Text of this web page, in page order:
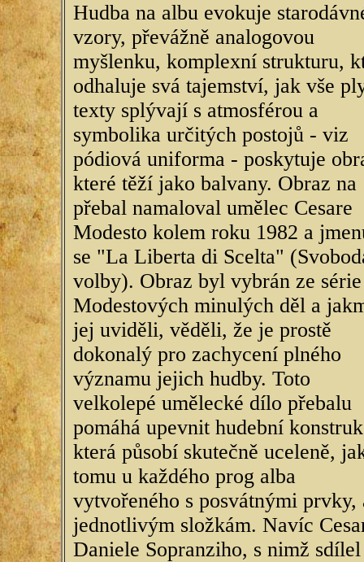
Hudba na albu evokuje
vzory, převážně analogovou
myšlenku, komplexní strukturu,
odhaluje svá tajemství, jak vše
texty splývají s atmosférou a
symbolika určitých postojů - viz
pódiová uniforma - poskytuje
které těží jako balvany. Obraz na
přebal namaloval umělec Cesare
Modesto kolem roku 1982 a
se "La Liberta di Scelta"
volby). Obraz byl vybrán ze série
Modestových minulých děl a
jej uviděli, věděli, že je prostě
dokonalý pro zachycení plného
významu jejich hudby. Toto
velkolepé umělecké dílo přebalu
pomáhá upevnit hudební
která působí skutečně uceleně,
tomu u každého prog alba
vytvořeného s posvátnými
jednotlivým složkám. Navíc
Daniele Sopranziho, s nimž